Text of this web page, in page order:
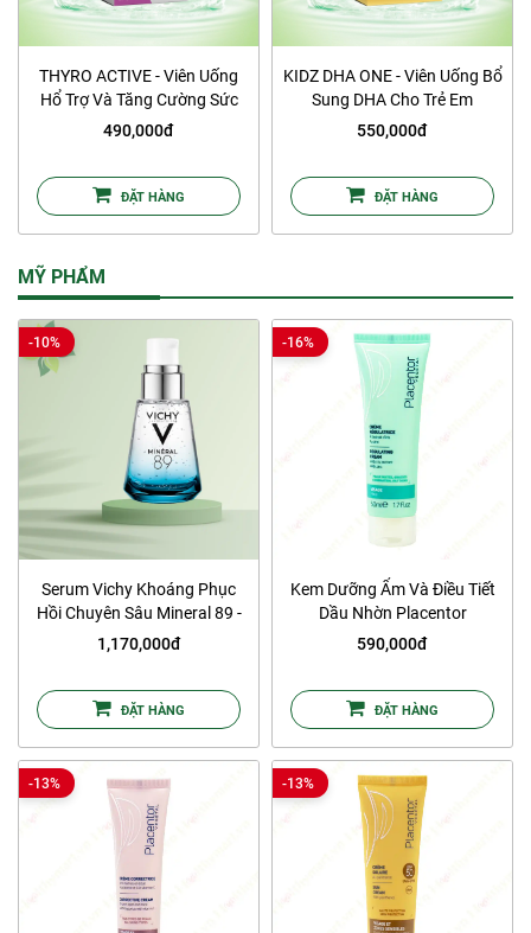
THYRO ACTIVE - Viên Uống
Hổ Trợ Và Tăng Cường Sức
Khỏe Tuyến Giáp
490,000đ
ĐẶT HÀNG
KIDZ DHA ONE - Viên Uống Bổ
Sung DHA Cho Trẻ Em
550,000đ
ĐẶT HÀNG
MỸ PHẨM
-10%
Serum Vichy Khoáng Phục
Hồi Chuyên Sâu Mineral 89 -
75ml
1,170,000đ
ĐẶT HÀNG
-16%
Kem Dưỡng Ẩm Và Điều Tiết
Dầu Nhờn Placentor
Regulating Cream
590,000đ
ĐẶT HÀNG
-13% -13%